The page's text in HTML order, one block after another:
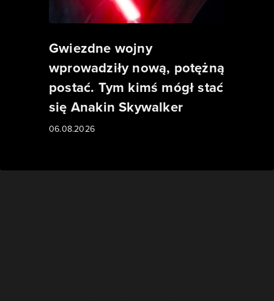
Gwiezdne wojny
wprowadziły nową, potężną
postać. Tym kimś mógł stać
się Anakin Skywalker
06.08.2026